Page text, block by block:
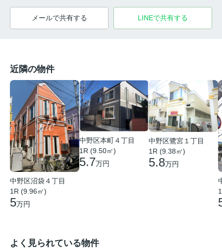
メールで共有する LINEで共有する
近隣の物件
中野区沼袋４丁目
1R (9.96㎡)
5万円
中野区本町４丁目
1R (9.50㎡)
5.7万円
中野区鷺宮１丁目
1R (9.38㎡)
5.8万円
よく見られている物件